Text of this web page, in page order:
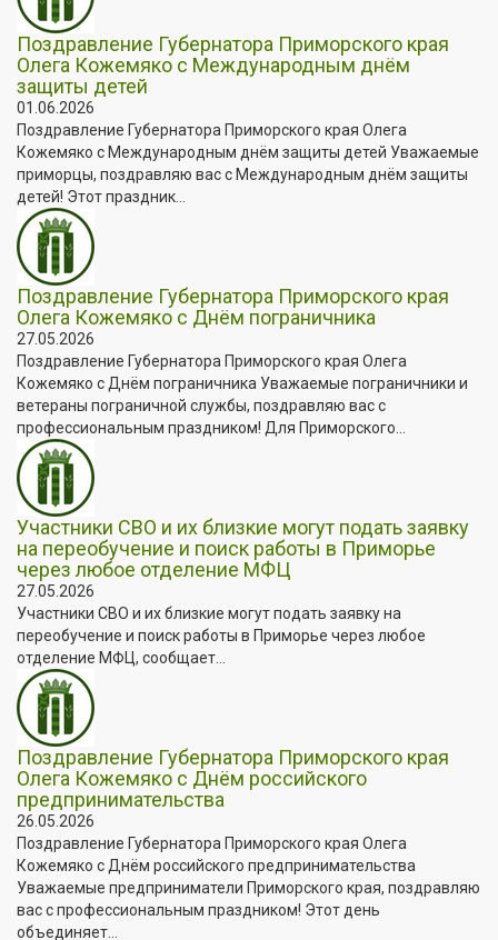
Поздравление Губернатора Приморского края
Олега Кожемяко с Международным днём
защиты детей
01.06.2026
Поздравление Губернатора Приморского края Олега
Кожемяко с Международным днём защиты детей Уважаемые
приморцы, поздравляю вас с Международным днём защиты
детей! Этот праздник...
Поздравление Губернатора Приморского края
Олега Кожемяко с Днём пограничника
27.05.2026
Поздравление Губернатора Приморского края Олега
Кожемяко с Днём пограничника Уважаемые пограничники и
ветераны пограничной службы, поздравляю вас с
профессиональным праздником! Для Приморского...
Участники СВО и их близкие могут подать заявку
на переобучение и поиск работы в Приморье
через любое отделение МФЦ
27.05.2026
Участники СВО и их близкие могут подать заявку на
переобучение и поиск работы в Приморье через любое
отделение МФЦ, сообщает...
Поздравление Губернатора Приморского края
Олега Кожемяко с Днём российского
предпринимательства
26.05.2026
Поздравление Губернатора Приморского края Олега
Кожемяко с Днём российского предпринимательства
Уважаемые предприниматели Приморского края, поздравляю
вас с профессиональным праздником! Этот день
объединяет...